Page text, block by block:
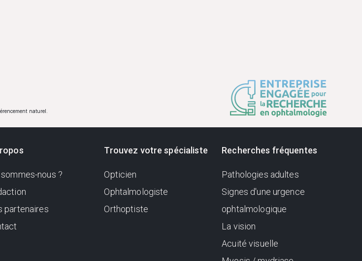
naturel.
sommes-nous ?
partenaires
Trouvez votre spécialiste
Opticien
Ophtalmologiste
Orthoptiste
Recherches fréquentes
Pathologies adultes
Signes d'une urgence
ophtalmologique
La vision
Acuité visuelle